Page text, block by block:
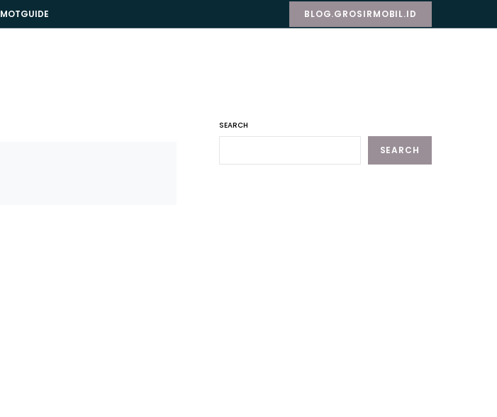
MOTGUIDE BLOG.GROSIRMOBIL.ID
SEARCH
SEARCH